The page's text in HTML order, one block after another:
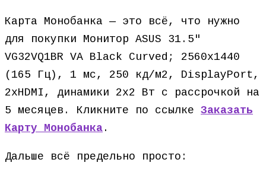
Карта Монобанка — это всё, что нужно
для покупки Монитор ASUS 31.5″
VG32VQ1BR VA Black Curved; 2560х1440
(165 Гц), 1 мс, 250 кд/м2, DisplayPort,
2хHDMI, динамики 2х2 Вт с рассрочкой на
5 месяцев. Кликните по ссылке Заказать
Карту Монобанка .
Дальше всё предельно просто: